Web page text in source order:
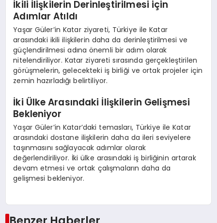
İkili İlişkilerin Derinleştirilmesi için
Adımlar Atıldı
Yaşar Güler’in Katar ziyareti, Türkiye ile Katar
arasındaki ikili ilişkilerin daha da derinleştirilmesi ve
güçlendirilmesi adına önemli bir adım olarak
nitelendiriliyor. Katar ziyareti sırasında gerçekleştirilen
görüşmelerin, gelecekteki iş birliği ve ortak projeler için
zemin hazırladığı belirtiliyor.
İki Ülke Arasındaki İlişkilerin Gelişmesi
Bekleniyor
Yaşar Güler’in Katar’daki temasları, Türkiye ile Katar
arasındaki dostane ilişkilerin daha da ileri seviyelere
taşınmasını sağlayacak adımlar olarak
değerlendiriliyor. İki ülke arasındaki iş birliğinin artarak
devam etmesi ve ortak çalışmaların daha da
gelişmesi bekleniyor.